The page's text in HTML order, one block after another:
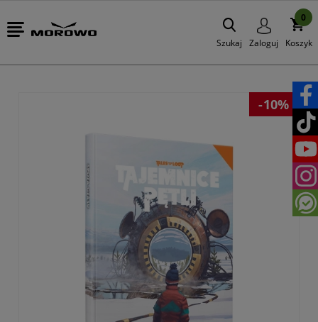
Szukaj Zaloguj Koszyk
0
-10%